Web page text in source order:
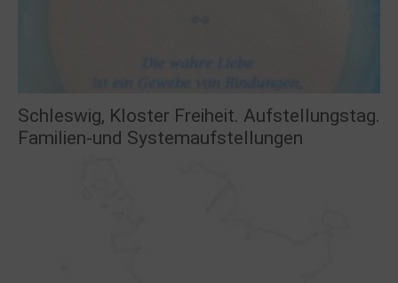
Schleswig, Kloster Freiheit. Aufstellungstag.
Familien-und Systemaufstellungen